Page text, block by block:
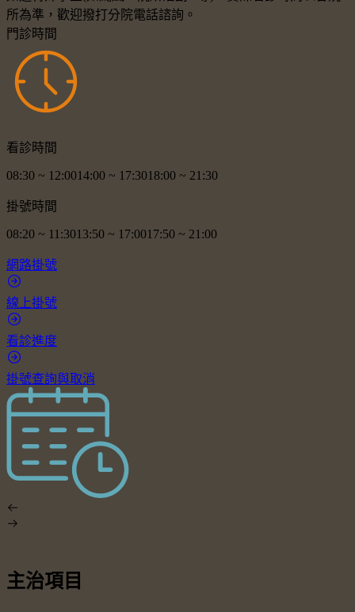
所為準，歡迎撥打分院電話諮詢。
門診時間
看診時間
08:30 ~ 12:0014:00 ~ 17:3018:00 ~ 21:30
掛號時間
08:20 ~ 11:3013:50 ~ 17:0017:50 ~ 21:00
網路掛號
線上掛號
看診進度
掛號查詢與取消
主治項目